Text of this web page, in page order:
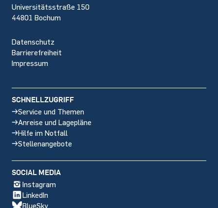
Universitätsstraße 150
44801 Bochum
Datenschutz
Barrierefreiheit
Impressum
SCHNELLZUGRIFF
Service und Themen
Anreise und Lagepläne
Hilfe im Notfall
Stellenangebote
SOCIAL MEDIA
Instagram
LinkedIn
BlueSky